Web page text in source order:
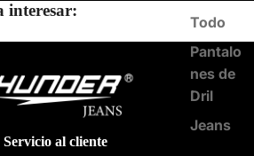
Todo
Pantalo
nes de
Dril
Jeans
interesar:
Servicio al cliente